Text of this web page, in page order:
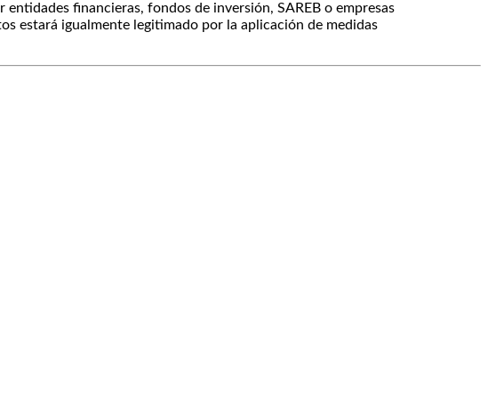
financieras, fondos de inversión, SAREB o empresas
estará igualmente legitimado por la aplicación de medidas